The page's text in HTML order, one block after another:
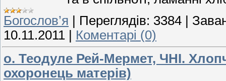
Богослов’я | Переглядів: 3384 |
10.11.2011 | Коментарі (0)
о. Теодуле Рей-Мермет, ЧНІ.
охоронець матерів)